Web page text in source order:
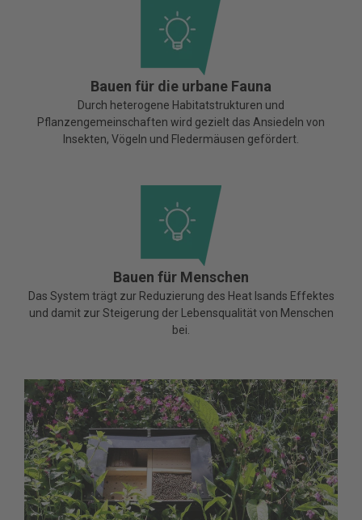
Bauen für die urbane Fauna
Durch heterogene Habitatstrukturen und
Pflanzengemeinschaften wird gezielt das Ansiedeln von
Insekten, Vögeln und Fledermäusen gefördert.
Bauen für Menschen
Das System trägt zur Reduzierung des Heat Isands Effektes
und damit zur Steigerung der Lebensqualität von Menschen
bei.